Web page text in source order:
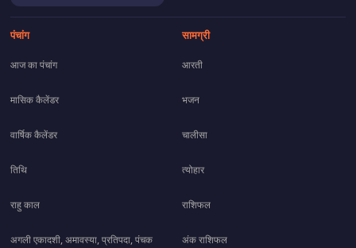
पंचांग
आज का पंचांग
मासिक कैलेंडर
वार्षिक कैलेंडर
तिथि
राहु काल
अगली एकादशी, अमावस्या, प्रतिपदा, पंचक
सामग्री
आरती
भजन
चालीसा
त्योहार
राशिफल
अंक राशिफल